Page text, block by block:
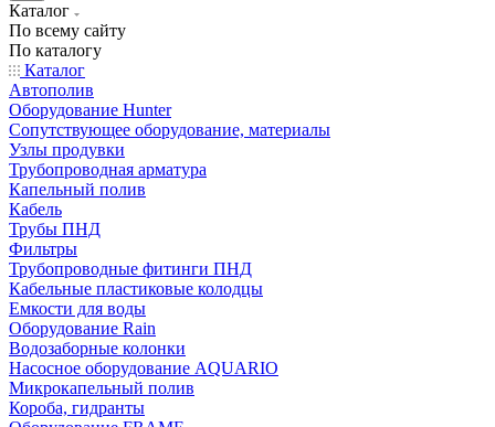
Каталог
По всему сайту
По каталогу
Каталог
Автополив
Оборудование Hunter
Сопутствующее оборудование, материалы
Узлы продувки
Трубопроводная арматура
Капельный полив
Кабель
Трубы ПНД
Фильтры
Трубопроводные фитинги ПНД
Кабельные пластиковые колодцы
Емкости для воды
Оборудование Rain
Водозаборные колонки
Насосное оборудование AQUARIO
Микрокапельный полив
Короба, гидранты